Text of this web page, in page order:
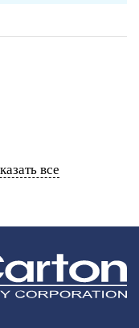
все